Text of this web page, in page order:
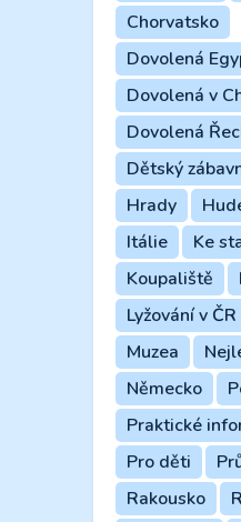
Chorvatsko
Dovolená
Dovolená v
Dovolená
Dětský
Hrady
Itálie
Ke
Koupaliště
Lyžování v ČR
Muzea
Německo
Praktické
Pro děti
Rakousko